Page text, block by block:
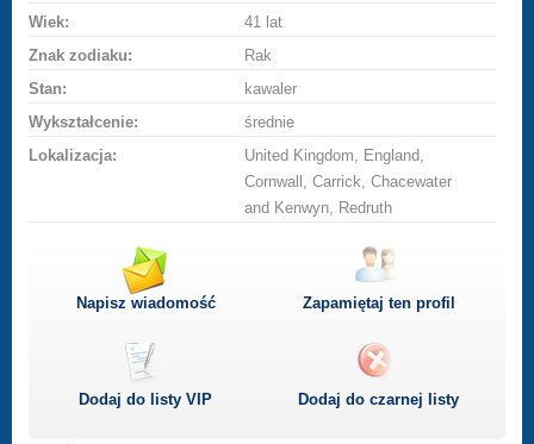
Wiek:
41 lat
Znak zodiaku:
Rak
Stan:
kawaler
Wykształcenie:
średnie
Lokalizacja:
United Kingdom, England,
Cornwall, Carrick, Chacewater
and Kenwyn, Redruth
Napisz wiadomość Zapamiętaj ten profil
Dodaj do listyVIP Dodaj do czarnej listy